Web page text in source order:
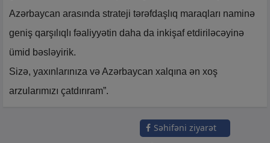
Azərbaycan arasında strateji tərəfdaşlıq maraqları naminə
geniş qarşılıqlı fəaliyyətin daha da inkişaf etdiriləcəyinə
ümid bəsləyirik.
Sizə, yaxınlarınıza və Azərbaycan xalqına ən xoş
arzularımızı çatdırıram”.
Səhifəni ziyarət